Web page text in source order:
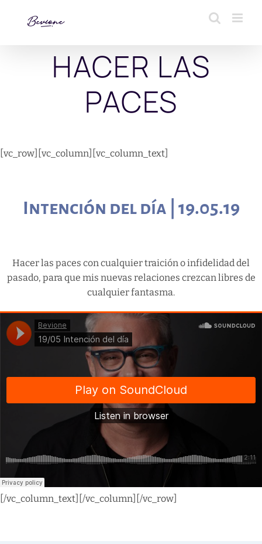
HACER LAS
PACES
[vc_row][vc_column][vc_column_text]
Intención del día | 19.05.19
Hacer las paces con cualquier traición o infidelidad del
pasado, para que mis nuevas relaciones crezcan libres de
cualquier fantasma.
[/vc_column_text][/vc_column][/vc_row]